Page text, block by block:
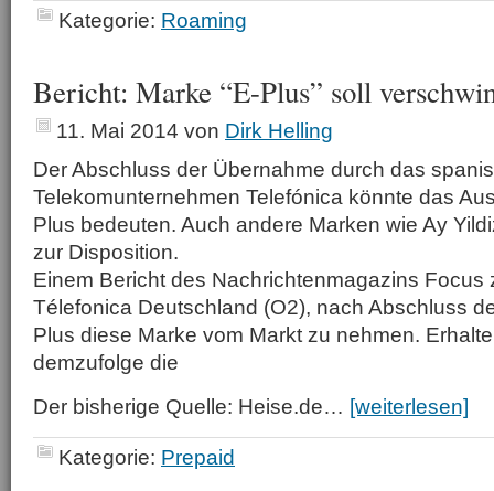
Kategorie: Roaming
Bericht: Marke “E-Plus” soll
11. Mai 2014 von Dirk Helling
Der Abschluss der Übernahme durch das
Telekomunternehmen Telefónica könnte das
Plus bedeuten. Auch andere Marken wie Ay
zur Disposition.
Einem Bericht des Nachrichtenmagazins Focus
Télefonica Deutschland (O2), nach Abschluss
Plus diese Marke vom Markt zu nehmen.
demzufolge die
Der bisherige Quelle: Heise.de… [weiterlesen]
Kategorie: Prepaid